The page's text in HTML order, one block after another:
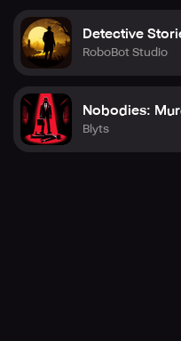
Detective
RoboBot Studio
Nobodies:
Blyts